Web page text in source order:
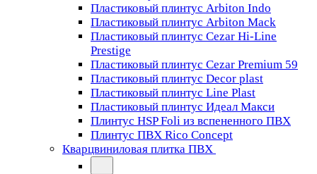
Пластиковый плинтус Arbiton Indo
Пластиковый плинтус Arbiton Mack
Пластиковый плинтус Cezar Hi-Line
Prestige
Пластиковый плинтус Cezar Premium 59
Пластиковый плинтус Decor plast
Пластиковый плинтус Line Plast
Пластиковый плинтус Идеал Макси
Плинтус HSP Foli из вспененного ПВХ
Плинтус ПВХ Rico Concept
Кварцвиниловая плитка ПВХ